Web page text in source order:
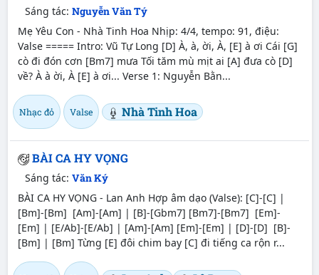
Sáng tác: Nguyễn Văn Tý
Mẹ Yêu Con - Nhà Tinh Hoa Nhịp: 4/4, tempo: 91, điệu:
Valse ===== Intro: Vũ Tự Long [D] À, à, ời, À, [E] à ơi Cái [G]
cò đi đón cơn [Bm7] mưa Tối tăm mù mịt ai [A] đưa cò [D]
về? À à ời, À [E] à ơi... Verse 1: Nguyễn Bằn...
Nhạc đỏ Valse Nhà Tinh Hoa
BÀI CA HY VỌNG
Sáng tác: Văn Ký
BÀI CA HY VỌNG - Lan Anh Hợp âm dạo (Valse): [C]-[C] |
[Bm]-[Bm] [Am]-[Am] | [B]-[Gbm7] [Bm7]-[Bm7] [Em]-
[Em] | [E/Ab]-[E/Ab] | [Am]-[Am] [Em]-[Em] | [D]-[D] [B]-
[Bm] | [Bm] Từng [E] đôi chim bay [C] đi tiếng ca rộn r...